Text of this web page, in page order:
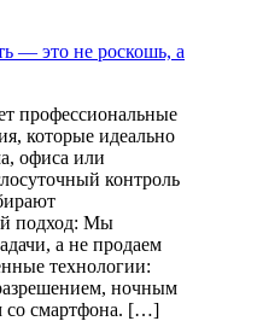
— это не роскошь, а
профессиональные
которые идеально
офиса или
контроль
подход: Мы
а не продаем
технологии:
ночным
со смартфона. […]